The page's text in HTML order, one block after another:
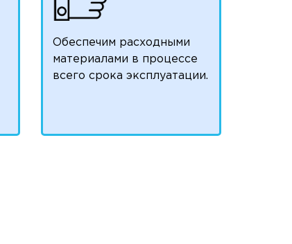
Обеспечим расходными
материалами в процессе
всего срока эксплуатации.